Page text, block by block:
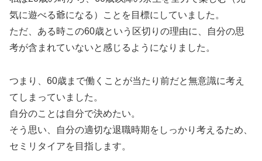
気に遊べる爺になる）ことを目標にしていました。
ただ、ある時この60歳という区切りの理由に、自分の思
考が含まれていないと感じるようになりました。
つまり、60歳まで働くことが当たり前だと無意識に考え
てしまっていました。
自分のことは自分で決めたい。
そう思い、自分の適切な退職時期をしっかり考えるため、
セミリタイアを目指します。